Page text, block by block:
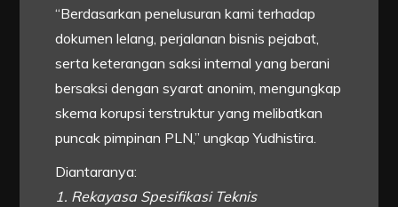
“Berdasarkan penelusuran kami terhadap
dokumen lelang, perjalanan bisnis pejabat,
serta keterangan saksi internal yang berani
bersaksi dengan syarat anonim, mengungkap
skema korupsi terstruktur yang melibatkan
puncak pimpinan PLN,” ungkap Yudhistira.
Diantaranya:
1. Rekayasa Spesifikasi Teknis